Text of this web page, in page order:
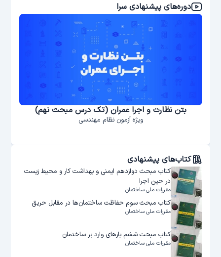
دوره‌های پیشنهادی سرا
بتن نظارت و اجرا عمران (تک درس مبحث نهم)
ويژه آزمون نظام مهندسی
کتاب‌های پیشنهادی
کتاب مبحث دوازدهم ایمنی و بهداشت کار و محیط زیست
در حین اجرا
مقررات ملی ساختمان
کتاب مبحث سوم حفاظت ساختمان‌ها در مقابل حریق
مقررات ملی ساختمان
کتاب مبحث ششم بارهای وارد بر ساختمان
مقررات ملی ساختمان